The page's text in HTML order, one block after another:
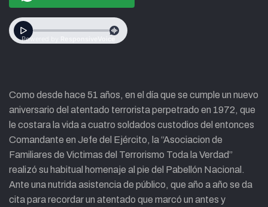
Como desde hace 51 años, en el día que se cumple un nuevo
aniversario del atentado terrorista perpetrado en 1972, que
le costara la vida a cuatro soldados custodios del entonces
Comandante en Jefe del Ejército, la “Asociacion de
Familiares de Victimas del Terrorismo Toda la Verdad”
realizó su habitual homenaje al pie del Pabellón Nacional.
Ante una nutrida asistencia de público, que año a año se da
cita para recordar un atentado que marcó un antes y